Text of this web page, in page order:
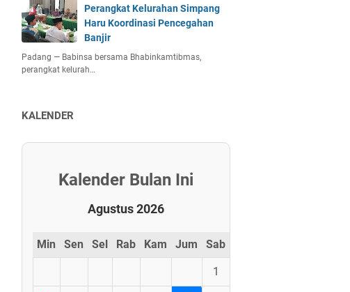
Perangkat Kelurahan Simpang
Haru Koordinasi Pencegahan
Banjir
Padang — Babinsa bersama Bhabinkamtibmas,
perangkat kelurah…
KALENDER
Kalender Bulan Ini
Agustus 2026
Min Sen Sel Rab Kam Jum Sab
1